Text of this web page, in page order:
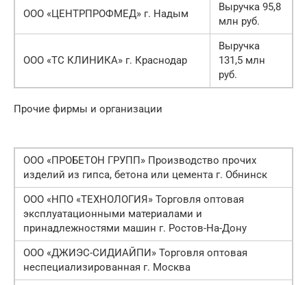
ООО «ЦЕНТРПРОФМЕД» г. Надым
Выручка 95,8
млн руб.
ООО «ТС КЛИНИКА» г. Краснодар
Выручка
131,5 млн
руб.
Прочие фирмы и организации
ООО «ПРОБЕТОН ГРУПП» Производство прочих
изделий из гипса, бетона или цемента г. Обнинск
ООО «НПО «ТЕХНОЛОГИЯ» Торговля оптовая
эксплуатационными материалами и
принадлежностями машин г. Ростов-На-Дону
ООО «ДЖИЭС-СИДИАЙПИ» Торговля оптовая
неспециализированная г. Москва